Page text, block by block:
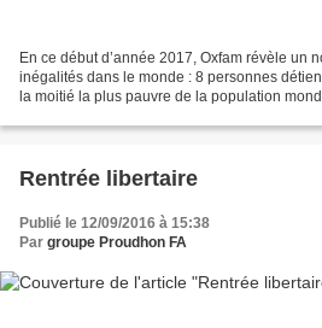
En ce début d’année 2017, Oxfam révèle un
inégalités dans le monde : 8 personnes
la moitié la plus pauvre de la population
Rentrée libertaire
Publié le 12/09/2016 à 15:38
Par groupe Proudhon FA